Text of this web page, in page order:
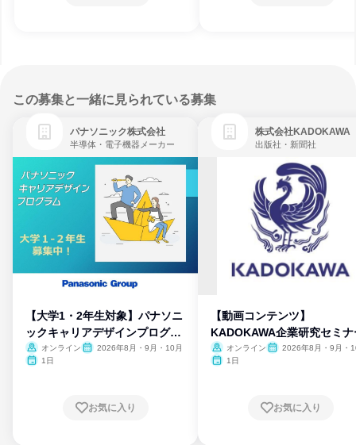
この募集と一緒に見られている募集
パナソニック株式会社
半導体・電子機器メーカー
【大学1・2年生対象】パナソニ
ックキャリアデザインプログラ
ム
オンライン
2026年8月・9月・10月
1日
お気に入り
株式会社KADOKAWA
出版社・新聞社
【動画コンテンツ】
KADOKAWA企業研究セミナ
オンライン
2026年8月・9月・
1日
お気に入り